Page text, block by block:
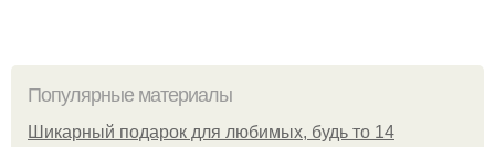
Популярные материалы
Шикарный подарок для любимых, будь то 14